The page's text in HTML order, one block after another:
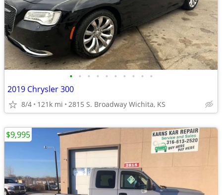
• • • • • • • • • •
2019 Chrysler 300
8/4 121k mi 2815 S. Broadway Wichita, KS
$9,995